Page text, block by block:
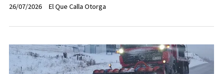
El Que Calla Otorga
26/07/2026